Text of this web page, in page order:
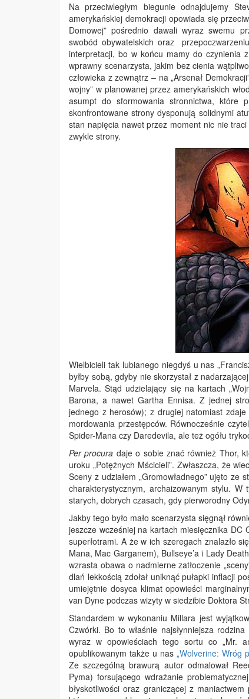
Na przeciwległym biegunie odnajdujemy
amerykańskiej demokracji opowiada się
Domowej” pośrednio dawali wyraz swemu
swobód obywatelskich oraz
interpretacji, bo w końcu mamy do czynienia
wprawny scenarzysta, jakim bez cienia
człowieka z zewnątrz – na „Arsenał
wojny” w planowanej przez amerykańskich
asumpt do sformowania stronnictwa, które
skonfrontowane strony dysponują solidnymi
stan napięcia nawet przez moment nic nie
zwykle strony.
Wielbicieli tak lubianego niegdyś u nas
byłby sobą, gdyby nie skorzystał z
Marvela. Stąd udzielający się na kartach
Barona, a nawet Gartha Ennisa. Z jednej
jednego z herosów); z drugiej natomiast
mordowania przestępców. Równocześnie
Spider-Mana czy Daredevila, ale też ogółu
Per procura daje o sobie znać również Thor,
uroku „Potężnych Mścicieli”. Zwłaszcza, że
Sceny z udziałem „Gromowładnego” ujęto
charakterystycznym, archaizowanym stylu.
starych, dobrych czasach, gdy pierworodny
Jakby tego było mało scenarzysta sięgnął
jeszcze wcześniej na kartach miesięcznika DC
superłotrami. A że w ich szeregach znalazło
Mana, Mac Garganem), Bullseye’a i Lady
wzrasta obawa o nadmierne zatłoczenie
dlań lekkością zdołał uniknąć pułapki inflacji
umiejętnie dosyca klimat opowieści
van Dyne podczas wizyty w siedzibie Doktora
Standardem w wykonaniu Millara jest
Czwórki. Bo to właśnie najsłynniejsza
wyraz w opowieściach tego sortu co „Mr.
opublikowanym także u nas„Wolverine: Wróg
Ze szczególną brawurą autor odmalował
Pyma) forsującego wdrażanie
błyskotliwości oraz graniczącej z